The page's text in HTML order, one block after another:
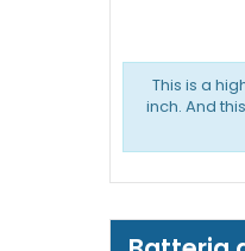
This is a
inch. And